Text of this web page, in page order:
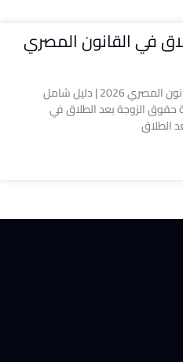
في القانون المصري
حقوق الزوجة بعد الطلاق في القانون المصري 2026 | دليل شامل
حقوق الزوجة بعد الطلاق في
الطلاق